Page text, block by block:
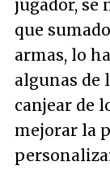
jugador, se
que
armas, lo
algunas de
canjear de
mejorar la